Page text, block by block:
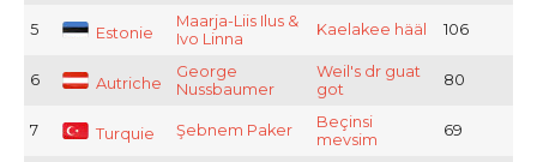
5 Estonie
Maarja-Liis Ilus &
Ivo Linna
Kaelakee hääl 106
6 Autriche
George
Nussbaumer
Weil's dr guat
got
80
7 Turquie Şebnem Paker
Beçinsi
mevsim
69